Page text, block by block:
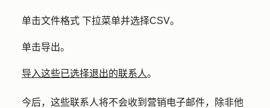
单击文件格式 下拉菜单并选择CSV。
单击导出。
导入这些已选择退出的联系人。
今后，这些联系人将不会收到营销电子邮件，除非他